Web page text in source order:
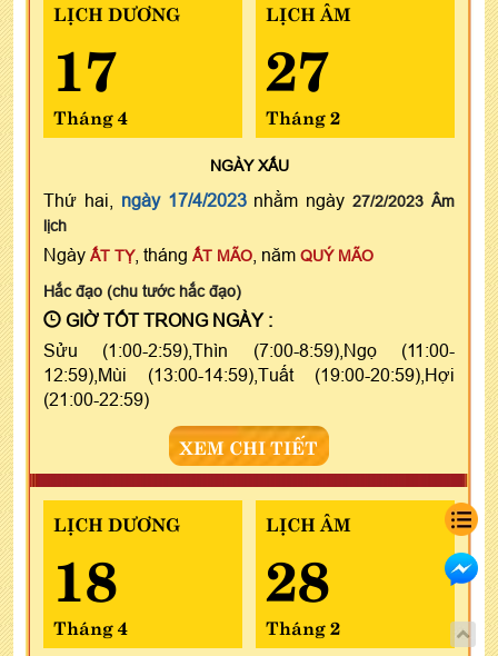
LỊCH DƯƠNG
17
Tháng 4
LỊCH ÂM
27
Tháng 2
NGÀYXẤU
Thứ hai, ngày 17/4/2023nhằm ngày27/2/2023 Âm
lịch
Ngày ẤT TỴ, tháng ẤT MÃO , năm QUÝ MÃO
Hắc đạo (chu tước hắc đạo)
GIỜ TỐT TRONG NGÀY :
Sửu (1:00-2:59),Thìn (7:00-8:59),Ngọ (11:00-
12:59),Mùi (13:00-14:59),Tuất (19:00-20:59),Hợi
(21:00-22:59)
XEM CHI TIẾT
LỊCH DƯƠNG
18
Tháng 4
LỊCH ÂM
28
Tháng 2